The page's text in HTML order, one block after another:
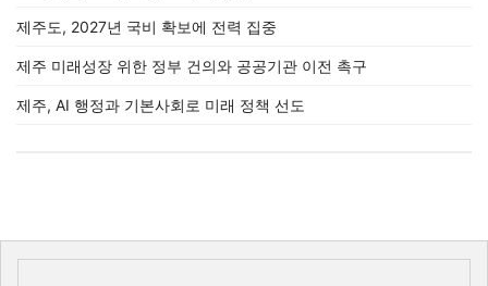
제주도, 2027년 국비 확보에 전력 집중
제주 미래성장 위한 정부 건의와 공공기관 이전 촉구
제주, AI 행정과 기본사회로 미래 정책 선도